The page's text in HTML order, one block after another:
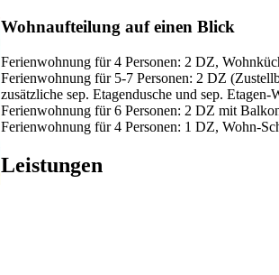
Wohnaufteilung auf einen Blick
Ferienwohnung für 4 Personen: 2 DZ,
Ferienwohnung für 5-7 Personen: 2 DZ
zusätzliche sep. Etagendusche und sep.
Ferienwohnung für 6 Personen: 2 DZ mit
Ferienwohnung für 4 Personen: 1 DZ, Wohn-
Leistungen